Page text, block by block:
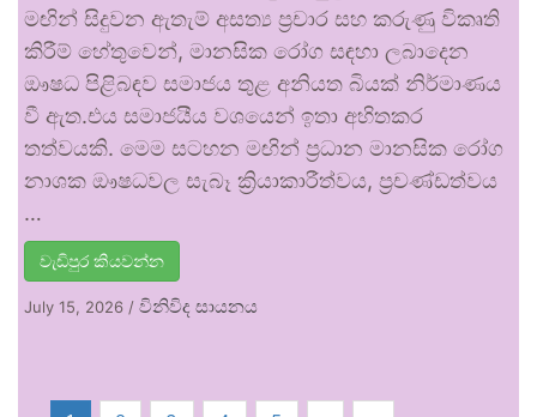
මඟින් සිදුවන ඇතැම් අසත්‍ය ප්‍රචාර සහ කරුණු විකෘති
කිරීම් හේතුවෙන්, මානසික රෝග සඳහා ලබාදෙන
ඖෂධ පිළිබඳව සමාජය තුළ අනියත බියක් නිර්මාණය
වී ඇත.එය සමාජයීය වශයෙන් ඉතා අහිතකර
තත්වයකි. මෙම සටහන මඟින් ප්‍රධාන මානසික රෝග
නාශක ඖෂධවල සැබෑ ක්‍රියාකාරීත්වය, ප්‍රචණ්ඩත්වය
…
වැඩිපුර කියවන්න
July 15, 2026 / විනිවිද සායනය